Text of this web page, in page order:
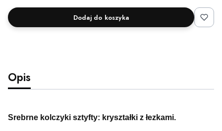
Dodaj do koszyka
Opis
Srebrne kolczyki sztyfty: kryształki z łezkami.